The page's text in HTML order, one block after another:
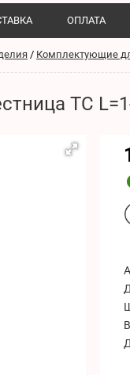
ОПЛАТА
/ Комплектующие
ТС